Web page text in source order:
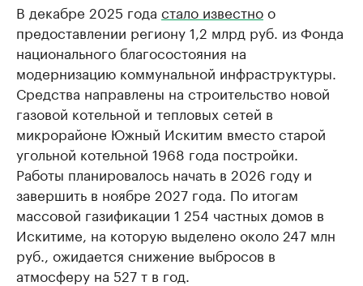
В декабре 2025 года стало известноо
предоставлении региону 1,2 млрд руб. из Фонда
национального благосостояния на
модернизацию коммунальной инфраструктуры.
Средства направлены на строительство новой
газовой котельной и тепловых сетей в
микрорайоне Южный Искитим вместо старой
угольной котельной 1968 года постройки.
Работы планировалось начать в 2026 году и
завершить в ноябре 2027 года. По итогам
массовой газификации 1 254 частных домов в
Искитиме, на которую выделено около 247 млн
руб., ожидается снижение выбросов в
атмосферу на 527 т в год.